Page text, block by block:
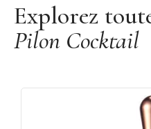
Explorez
Pilon Cocktail